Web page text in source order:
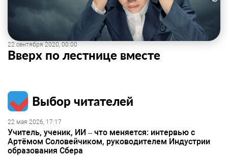
22 сентября 2020, 00:00
Вверх по лестнице вместе
Выбор читателей
22 мая 2026, 17:17
Учитель, ученик, ИИ – что меняется: интервью с
Артёмом Соловейчиком, руководителем Индустрии
образования Сбера